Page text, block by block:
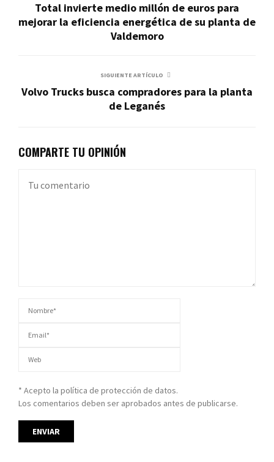
Total invierte medio millón de euros para
mejorar la eficiencia energética de su planta de
Valdemoro
SIGUIENTE ARTÍCULO
Volvo Trucks busca compradores para la planta
de Leganés
COMPARTE TU OPINIÓN
* Acepto la política de protección de datos.
Los comentarios deben ser aprobados antes de publicarse.